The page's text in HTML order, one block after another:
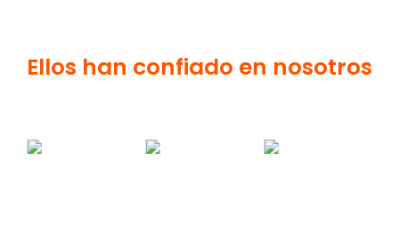
Ellos han confiado en nosotros